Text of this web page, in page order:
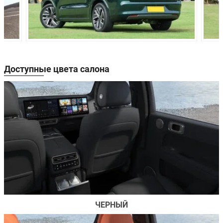
Задние тормоза:
Дисковые
вентилируемые
Производство: Китай
Доступные цвета салона
ЧЕРНЫЙ